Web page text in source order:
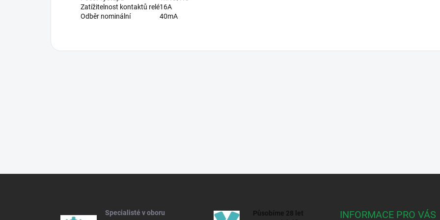
Zatížitelnost kontaktů relé16A
Odběr nominální
40mA
Specialisté v oboru
Působíme 28 let
INFORMACE PRO VÁS